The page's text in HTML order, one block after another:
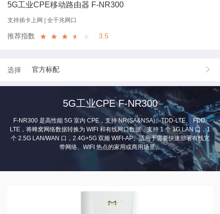
5G工业CPE移动路由器 F-NR300
支持插卡上网 | 全千兆网口
推荐指数 ★ ★ ★ ★
★ 3.5
选择 官方标配
5G工业CPE F-NR300
F-NR300 是高性能 5G 室内 CPE，支持 NR(SA&NSA)、TDD-LTE、 FDD-
LTE，将蜂窝网络数据转换为 WIFI 和有线网口数据，支持 1 个 1G LAN 口，1
个 2.5G LAN/WAN 口，2.4G+5G 双频 WIFI-AP。适用于需要快速部署有线宽
带网络、WIFI 热点的家用或商用场景。